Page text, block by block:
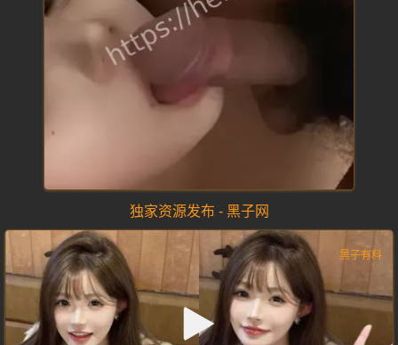
独家资源发布 - 黑子网